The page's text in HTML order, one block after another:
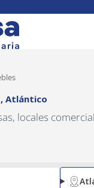
, Atlántico
locales